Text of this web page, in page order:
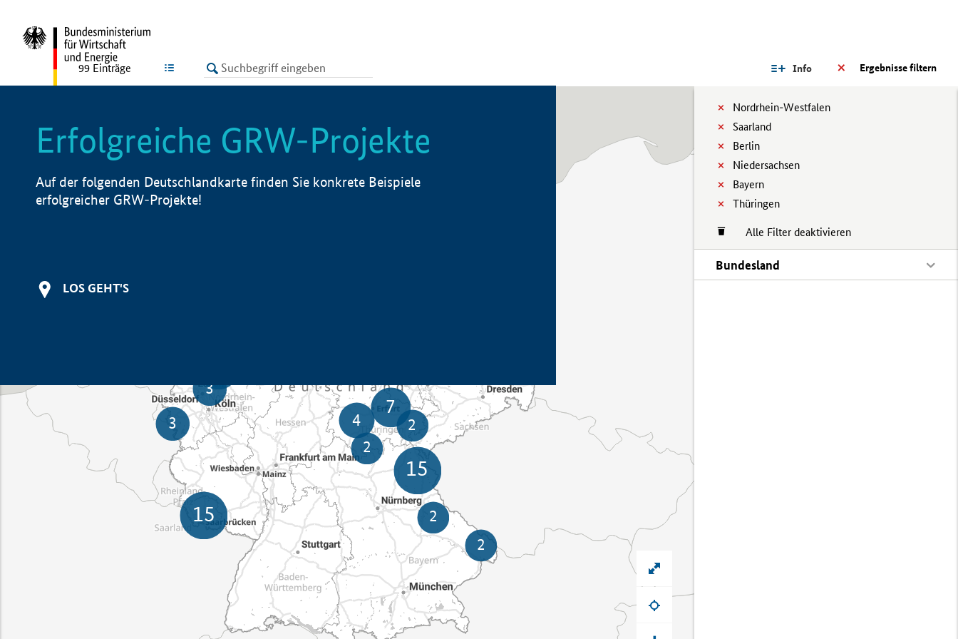
LISTE Ergebnisse filtern
Info
Nordrhein-Westfalen
Saarland
Berlin
Niedersachsen
Bayern
Thüringen
Alle Filter deaktivieren
Bundesland
99 Einträge
Erfolgreiche GRW-Projekte
Auf der folgenden Deutschlandkarte finden Sie konkrete Beispiele
erfolgreicher GRW-Projekte!
LOS GEHT'S